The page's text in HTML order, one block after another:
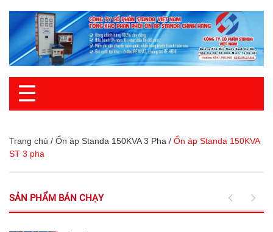
☰
Trang chủ / Ổn áp Standa 150KVA 3 Pha / Ổn áp Standa 150KVA
ST 3 pha
SẢN PHẨM BÁN CHẠY